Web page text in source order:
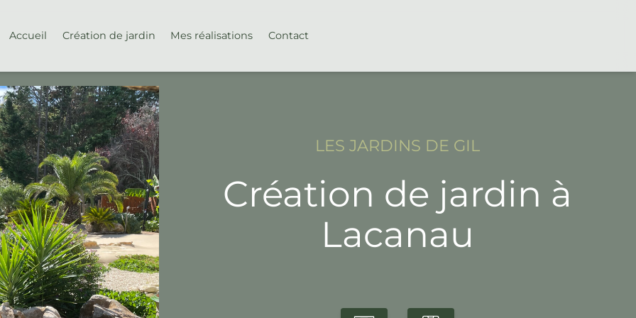
Accueil Création de jardin Mes réalisations Contact
LES JARDINS DE GIL
Création de jardin à
Lacanau